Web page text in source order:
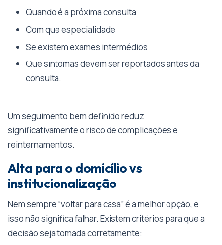
Quando é a próxima consulta
Com que especialidade
Se existem exames intermédios
Que sintomas devem ser reportados antes da
consulta.
Um seguimento bem definido reduz
significativamente o risco de complicações e
reinternamentos.
Alta para o domicílio vs
institucionalização
Nem sempre “voltar para casa” é a melhor opção, e
isso não significa falhar. Existem critérios para que a
decisão seja tomada corretamente: